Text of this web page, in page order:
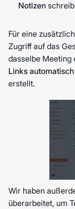
Notizen
Für eine
Zugriff auf das
dasselbe
Links
erstellt.
Wir haben
überarbeitet, um